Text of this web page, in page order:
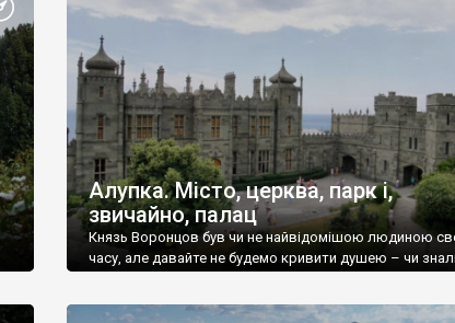
Алупка. Місто, церква, парк і,
звичайно, палац
Князь Воронцов був чи не найвідомішою людиною
часу, але давайте не будемо кривити душею – чи